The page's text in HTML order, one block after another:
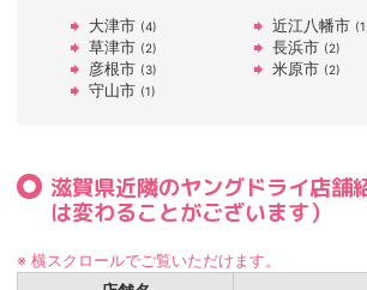
大津市 (4) 近江八幡市
草津市 (2) 長浜市 (2)
彦根市 (3) 米原市 (2)
守山市 (1)
滋賀県近隣のヤングドライ店舗
は変わることがございます）
※ 横スクロールでご覧いただけます。